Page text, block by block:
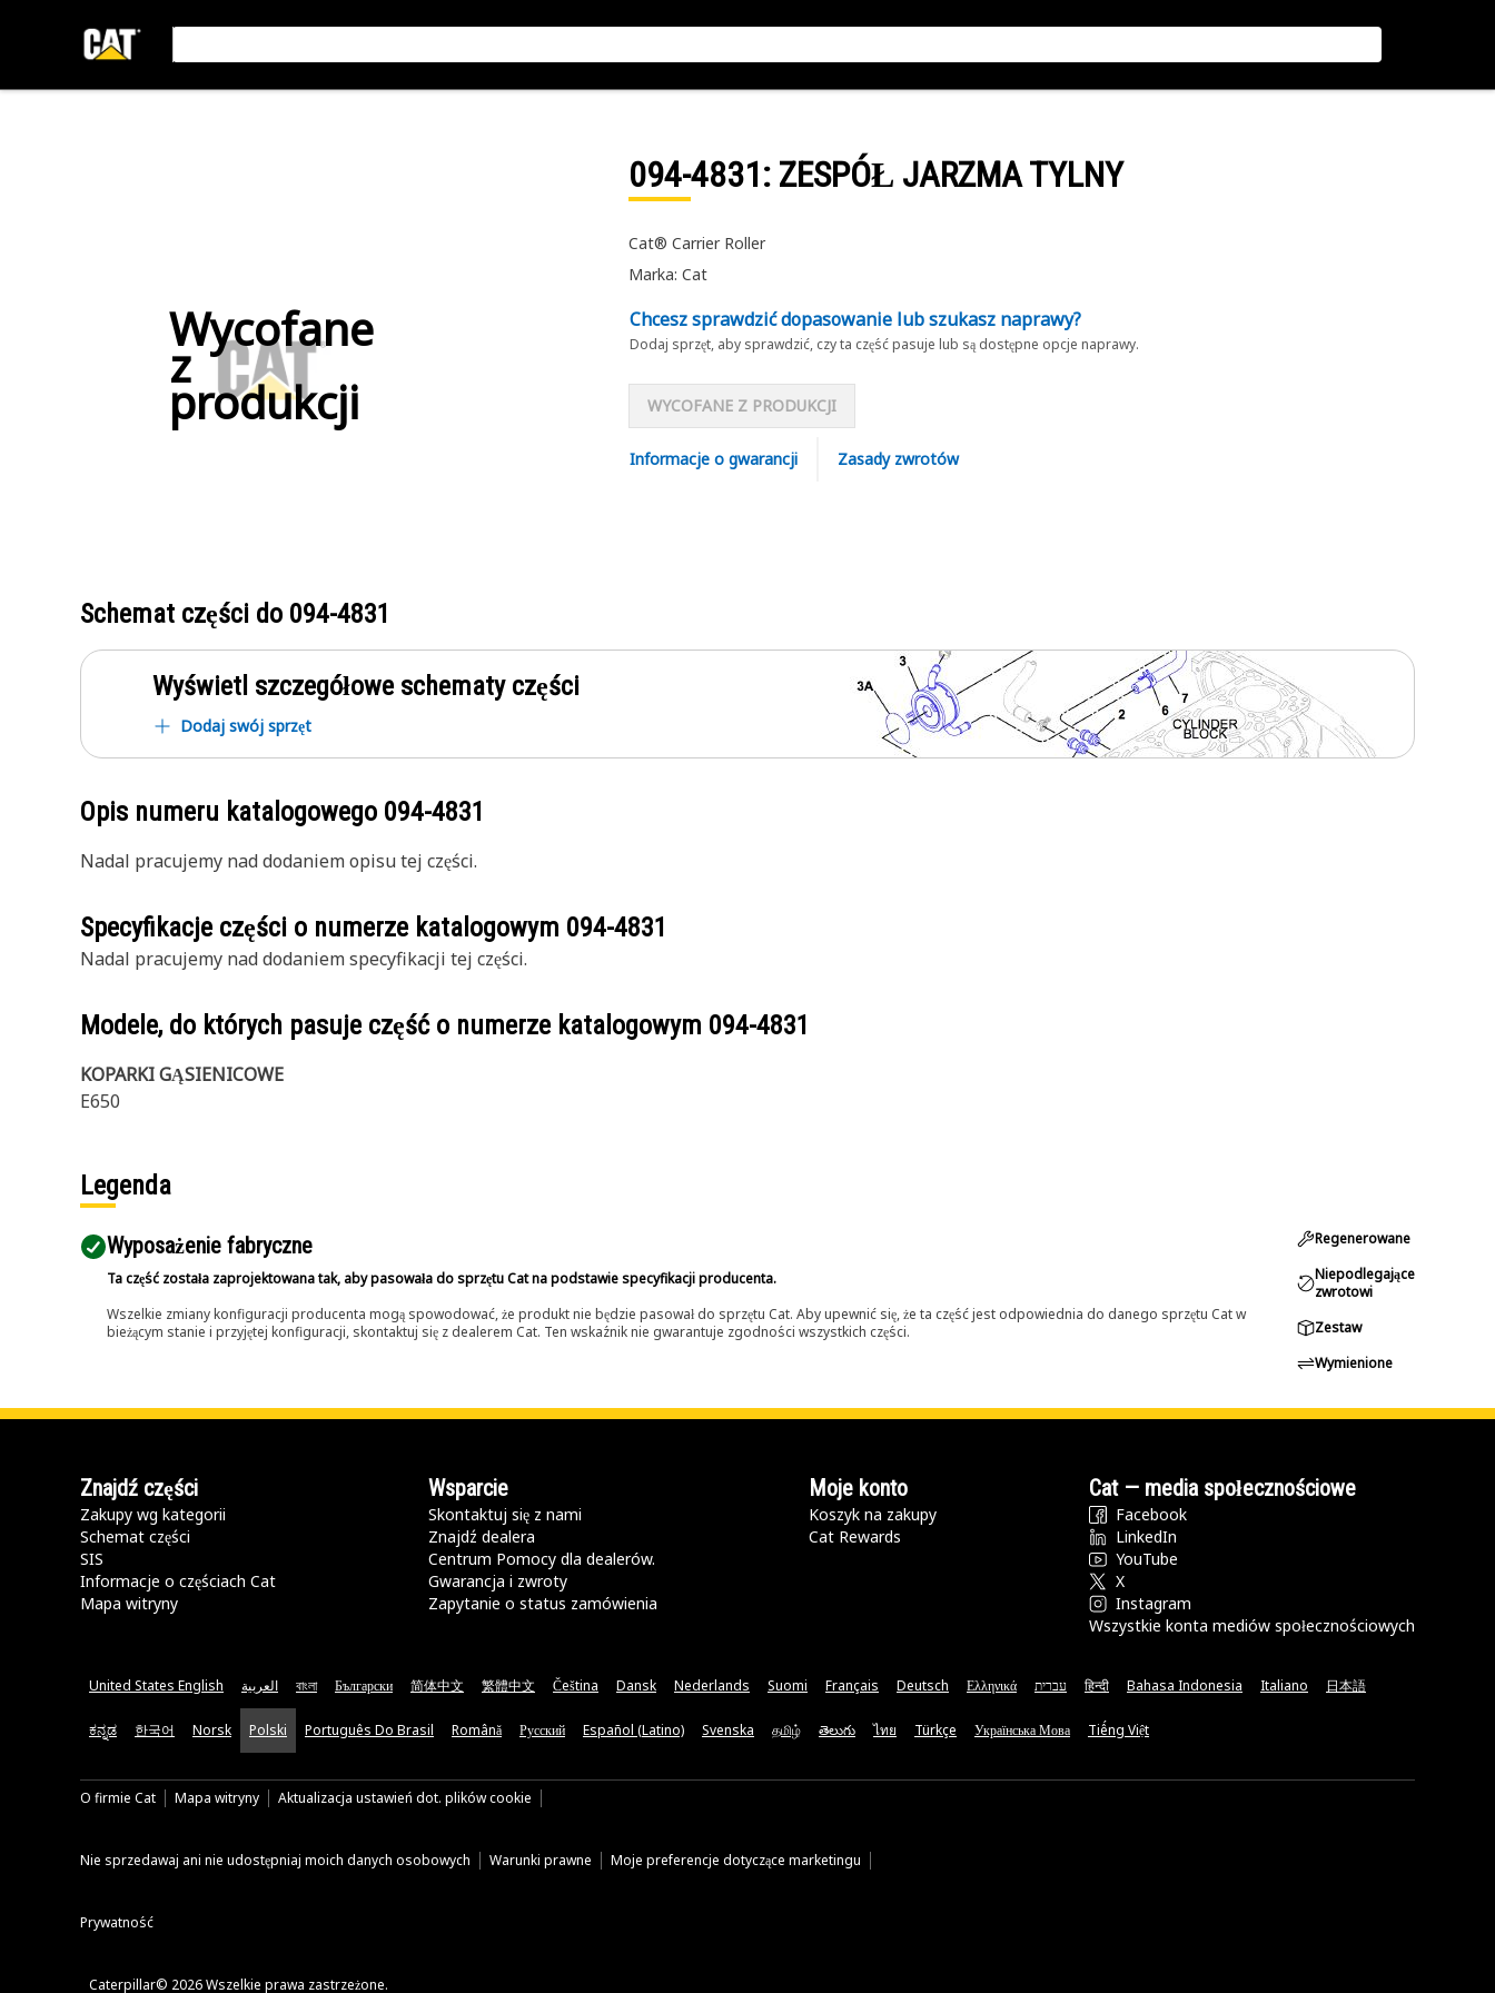
Wycofane
z
produkcji
094-4831: ZESPÓŁ JARZMA TYLNY
Cat® Carrier Roller
Marka: Cat
Chcesz sprawdzić dopasowanie lub szukasz naprawy?
Dodaj sprzęt, aby sprawdzić, czy ta część pasuje lub są dostępne opcje naprawy.
WYCOFANE Z PRODUKCJI
Informacje o gwarancji Zasady zwrotów
Schemat części do 094-4831
Wyświetl szczegółowe schematy części
Dodaj swój sprzęt
Opis numeru katalogowego 094-4831
Nadal pracujemy nad dodaniem opisu tej części.
Specyfikacje części o numerze katalogowym 094-4831
Nadal pracujemy nad dodaniem specyfikacji tej części.
Modele, do których pasuje część o numerze katalogowym 094-4831
KOPARKI GĄSIENICOWE
E650
Legenda
Wyposażenie fabryczne
Ta część została zaprojektowana tak, aby pasowała do sprzętu Cat na podstawie specyfikacji producenta.
Wszelkie zmiany konfiguracji producenta mogą spowodować, że produkt nie będzie pasował do sprzętu Cat. Aby upewnić się, że ta część jest odpowiednia do danego sprzętu Cat w
bieżącym stanie i przyjętej konfiguracji, skontaktuj się z dealerem Cat. Ten wskaźnik nie gwarantuje zgodności wszystkich części.
Regenerowane
Niepodlegające
zwrotowi
Zestaw
Wymienione
Znajdź części
Zakupy wg kategorii
Schemat części
SIS
Informacje o częściach Cat
Mapa witryny
Wsparcie
Skontaktuj się z nami
Znajdź dealera
Centrum Pomocy dla dealerów.
Gwarancja i zwroty
Zapytanie o status zamówienia
Moje konto
Koszyk na zakupy
Cat Rewards
Cat — media społecznościowe
Facebook
LinkedIn
YouTube
X
Instagram
Wszystkie konta mediów społecznościowych
United States English العربية বাংলা Български 简体中文 繁體中文 Čeština Dansk Nederlands Suomi Français Deutsch Ελληνικά עברית हिन्दी Bahasa Indonesia Italiano 日本語
ಕನ್ನಡ 한국어 Norsk Polski Português Do Brasil Română Русский Español (Latino) Svenska தமிழ் తెలుగు ไทย Türkçe Українська Мова Tiếng Việt
O firmie Cat Mapa witryny Aktualizacja ustawień dot. plików cookie
Nie sprzedawaj ani nie udostępniaj moich danych osobowych Warunki prawne Moje preferencje dotyczące marketingu
Prywatność
Caterpillar© 2026 Wszelkie prawa zastrzeżone.